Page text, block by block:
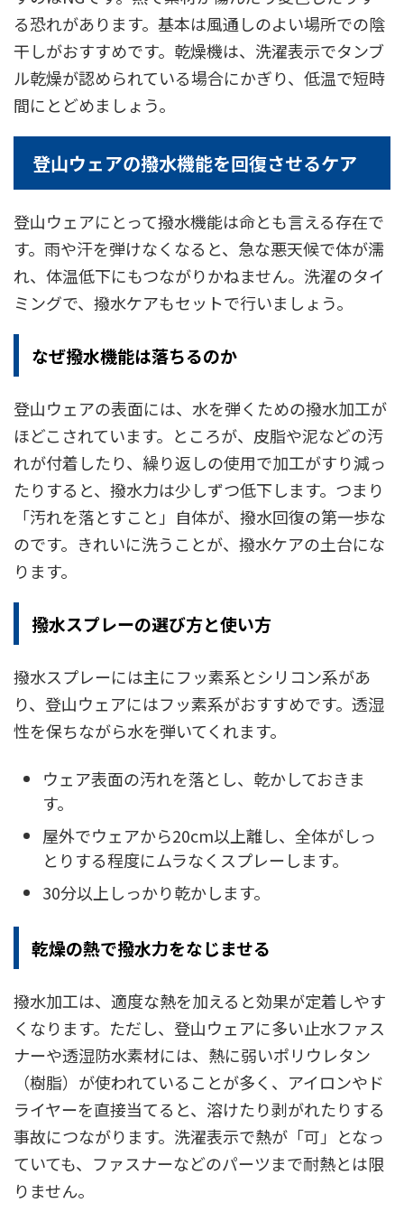
る恐れがあります。基本は風通しのよい場所での陰
干しがおすすめです。乾燥機は、洗濯表示でタンブ
ル乾燥が認められている場合にかぎり、低温で短時
間にとどめましょう。
登山ウェアの撥水機能を回復させるケア
登山ウェアにとって撥水機能は命とも言える存在で
す。雨や汗を弾けなくなると、急な悪天候で体が濡
れ、体温低下にもつながりかねません。洗濯のタイ
ミングで、撥水ケアもセットで行いましょう。
なぜ撥水機能は落ちるのか
登山ウェアの表面には、水を弾くための撥水加工が
ほどこされています。ところが、皮脂や泥などの汚
れが付着したり、繰り返しの使用で加工がすり減っ
たりすると、撥水力は少しずつ低下します。つまり
「汚れを落とすこと」自体が、撥水回復の第一歩な
のです。きれいに洗うことが、撥水ケアの土台にな
ります。
撥水スプレーの選び方と使い方
撥水スプレーには主にフッ素系とシリコン系があ
り、登山ウェアにはフッ素系がおすすめです。透湿
性を保ちながら水を弾いてくれます。
ウェア表面の汚れを落とし、乾かしておきま
す。
屋外でウェアから20cm以上離し、全体がしっ
とりする程度にムラなくスプレーします。
30分以上しっかり乾かします。
乾燥の熱で撥水力をなじませる
撥水加工は、適度な熱を加えると効果が定着しやす
くなります。ただし、登山ウェアに多い止水ファス
ナーや透湿防水素材には、熱に弱いポリウレタン
（樹脂）が使われていることが多く、アイロンやド
ライヤーを直接当てると、溶けたり剥がれたりする
事故につながります。洗濯表示で熱が「可」となっ
ていても、ファスナーなどのパーツまで耐熱とは限
りません。